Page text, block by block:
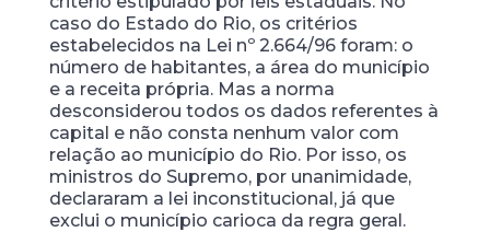
caso do Estado do Rio, os critérios
estabelecidos na Lei nº 2.664/96 foram: o
número de habitantes, a área do município
e a receita própria. Mas a norma
desconsiderou todos os dados referentes à
capital e não consta nenhum valor com
relação ao município do Rio. Por isso, os
ministros do Supremo, por unanimidade,
declararam a lei inconstitucional, já que
exclui o município carioca da regra geral.